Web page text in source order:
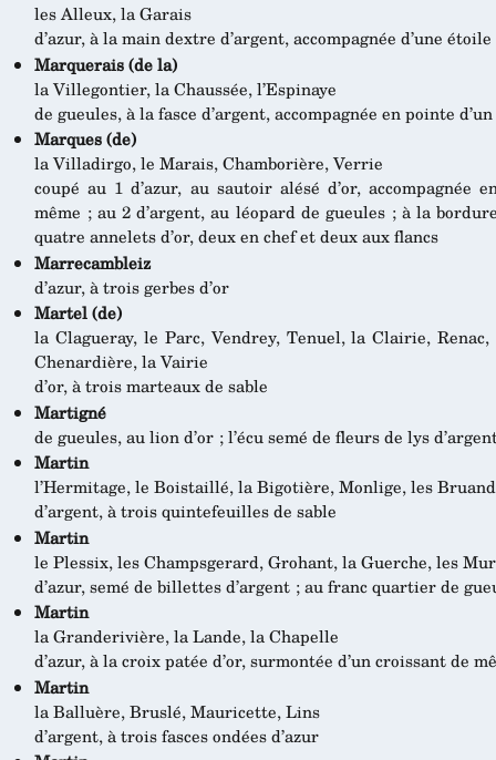
les Alleux, la Garais
d’azur, à la main dextre d’argent, accompagnée d’une
Marquerais (de la)
la Villegontier, la Chaussée, l’Espinaye
de gueules, à la fasce d’argent, accompagnée en pointe
Marques (de)
la Villadirgo, le Marais, Chamborière, Verrie
coupé au 1 d’azur, au sautoir alésé d’or,
même ; au 2 d’argent, au léopard de gueules ; à la
quatre annelets d’or, deux en chef et deux aux flancs
Marrecambleiz
d’azur, à trois gerbes d’or
Martel (de)
la Clagueray, le Parc, Vendrey, Tenuel, la Clairie,
Chenardière, la Vairie
d’or, à trois marteaux de sable
Martigné
de gueules, au lion d’or ; l’écu semé de fleurs de lys
Martin
l’Hermitage, le Boistaillé, la Bigotière, Monlige, les
d’argent, à trois quintefeuilles de sable
Martin
le Plessix, les Champsgerard, Grohant, la Guerche, les
d’azur, semé de billettes d’argent ; au franc quartier de
Martin
la Granderivière, la Lande, la Chapelle
d’azur, à la croix patée d’or, surmontée d’un croissant de
Martin
la Balluère, Bruslé, Mauricette, Lins
d’argent, à trois fasces ondées d’azur